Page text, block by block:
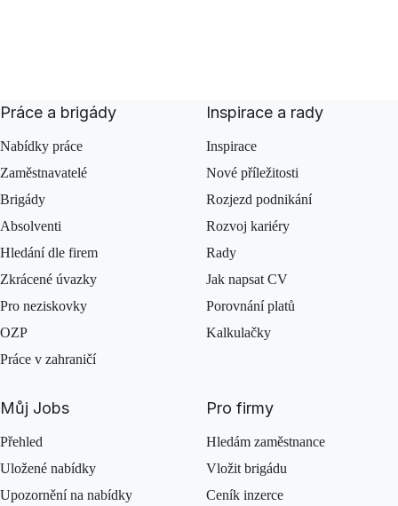
Práce a brigády
Nabídky práce
Zaměstnavatelé
Brigády
Absolventi
Hledání dle firem
Zkrácené úvazky
Pro neziskovky
OZP
Práce v zahraničí
Inspirace a rady
Inspirace
Nové příležitosti
Rozjezd podnikání
Rozvoj kariéry
Rady
Jak napsat CV
Porovnání platů
Kalkulačky
Můj Jobs
Přehled
Uložené nabídky
Upozornění na nabídky
Pro firmy
Hledám zaměstnance
Vložit brigádu
Ceník inzerce